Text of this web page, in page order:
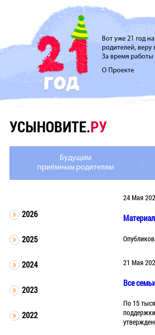
Вот уже 21 год
родителей,
За время работы
О Проекте
УСЫНОВИТЕ.РУ
Будущим
приёмным родителям
2026
2025
2024
2023
2022
24 Мая
21 Мая
Все
По 15